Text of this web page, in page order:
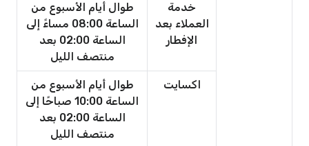
خدمة
العملاء بعد
الإفطار
طوال أيام الأسبوع من
الساعة 08:00 مساءً إلى
الساعة 02:00 بعد
منتصف الليل
اكسايت
طوال أيام الأسبوع من
الساعة 10:00 صباحًا إلى
الساعة 02:00 بعد
منتصف الليل